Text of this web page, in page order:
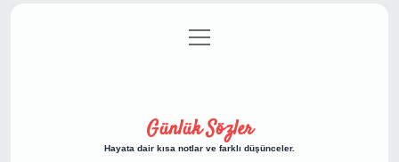
Gizlilik Politikası
menüyü
aç
Günlük Sözler
Hayata dair kısa notlar ve farklı düşünceler.